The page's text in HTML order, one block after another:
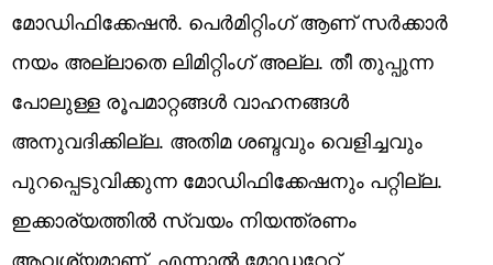
മോഡിഫിക്കേഷന്‍. പെര്‍മിറ്റിംഗ് ആണ് സര്‍ക്കാര്‍
നയം അല്ലാതെ ലിമിറ്റിംഗ് അല്ല. തീ തുപ്പുന്ന
പോലുള്ള രൂപമാറ്റങ്ങള്‍ വാഹനങ്ങള്‍
അനുവദിക്കില്ല. അതിമ ശബ്ദവും വെളിച്ചവും
പുറപ്പെടുവിക്കുന്ന മോഡിഫിക്കേഷനും പറ്റില്ല.
ഇക്കാര്യത്തില്‍ സ്വയം നിയന്ത്രണം
ആവശ്യമാണ്. എന്നാല്‍ മോഡറേറ്റ്